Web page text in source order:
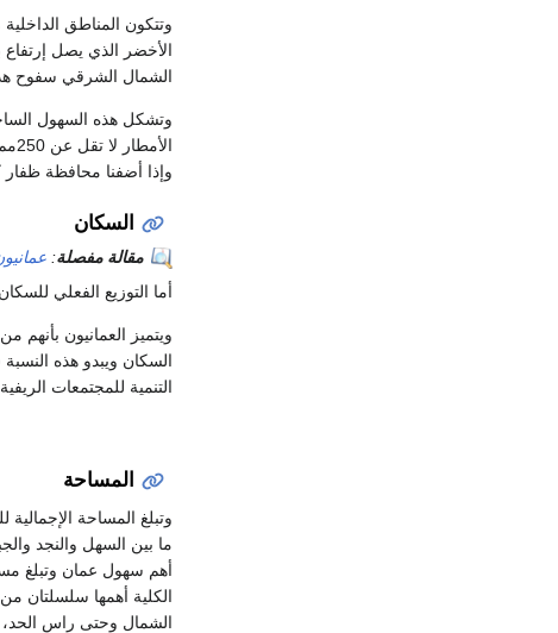
‏الشمال الشرقي سفوح هذه
وتشكل هذه السهول
وإذا أضفنا محافظة
السكان
مقالة مفصلة:
أما التوزيع الفعلي
السكان ويبدو هذه
التنمية للمجتمعات الريفية
المساحة
ما بين السهل والنجد
الكلية أهمها
الشمال وحتى راس